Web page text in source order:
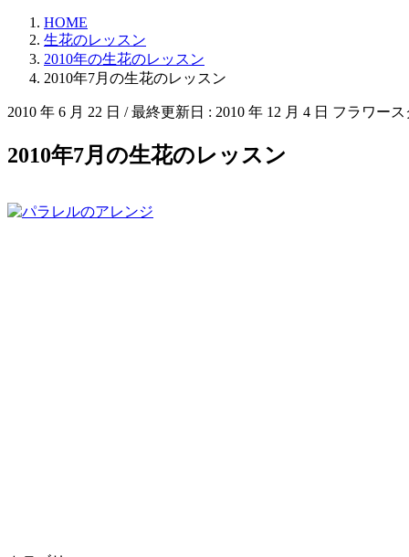
HOME
生花のレッスン
2010年の生花のレッスン
2010年7月の生花のレッスン
2010 年 6 月 22 日 / 最終更新日 : 2010 年 12 月 4 日 フラワー
2010年7月の生花のレッスン